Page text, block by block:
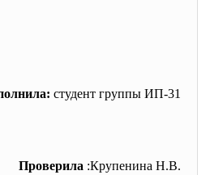
студент группы ИП-31
Проверила :Крупенина Н.В.